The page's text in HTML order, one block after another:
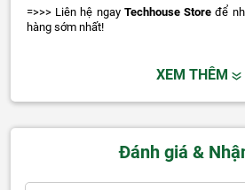
=>>> Liên hệ ngay Techhouse Store để
hàng sớm nhất!
XEM THÊM
Đánh giá &